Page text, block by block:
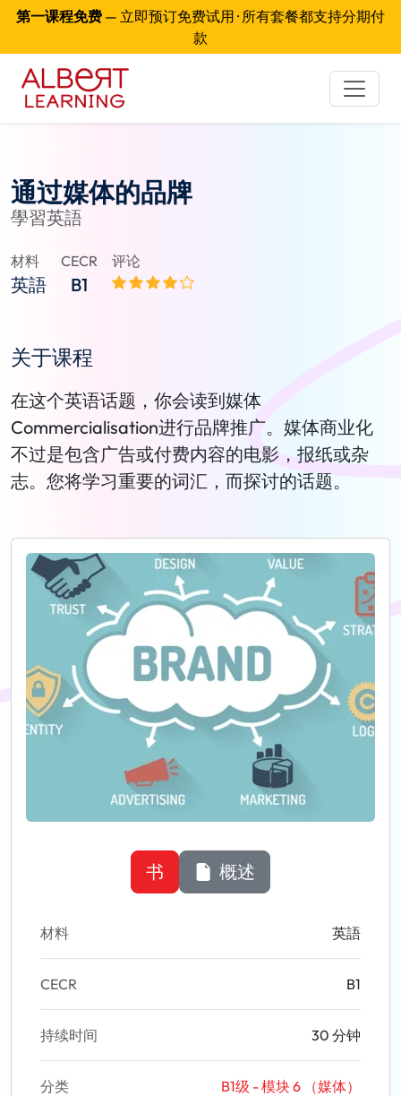
第一课程免费 — 立即预订免费试用 · 所有套餐都支持分期付
款
通过媒体的品牌
學習英語
材料
英語
CECR
B1
评论
关于课程
在这个英语话题，你会读到媒体
Commercialisation进行品牌推广。媒体商业化
不过是包含广告或付费内容的电影，报纸或杂
志。您将学习重要的词汇，而探讨的话题。
书 概述
材料 英語
CECR B1
持续时间 30 分钟
分类 B1级 - 模块 6 （媒体）